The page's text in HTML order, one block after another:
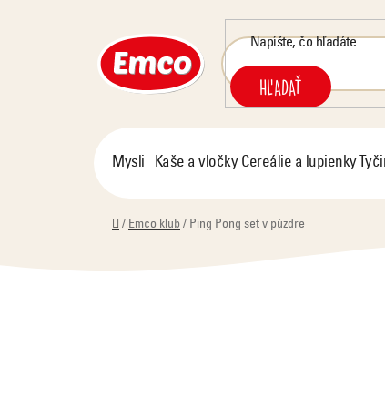
HĽADAŤ
Mysli Kaše a vločky Cereálie a lupienky
Domov
/ Emco klub / Ping Pong set v púzdre